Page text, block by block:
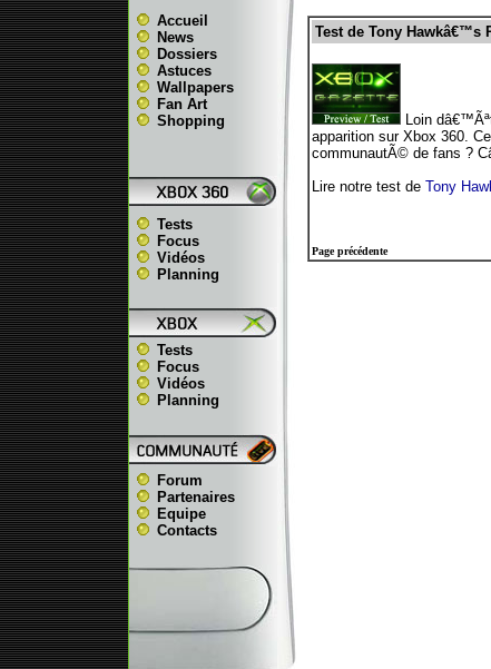
Accueil
News
Dossiers
Astuces
Wallpapers
Fan Art
Shopping
Tests
Focus
Vidéos
Planning
Tests
Focus
Vidéos
Planning
Forum
Partenaires
Equipe
Contacts
Test de Tony Hawkâ€™s
Loin
apparition sur Xbox 360.
communautÃ© de fans ?
Lire notre test de Tony
Page précédente